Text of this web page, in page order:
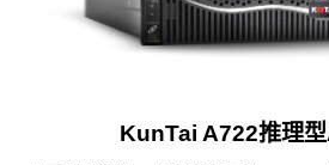
KunTai A722推理